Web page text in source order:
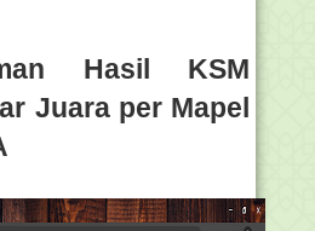
Hasil KSM
Juara per Mapel